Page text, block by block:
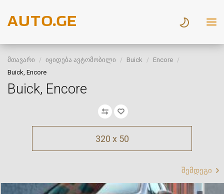
მთავარი იყიდება ავტომობილი Buick
Encore
Buick, Encore
Buick, Encore
320 x 50
შემდეგი